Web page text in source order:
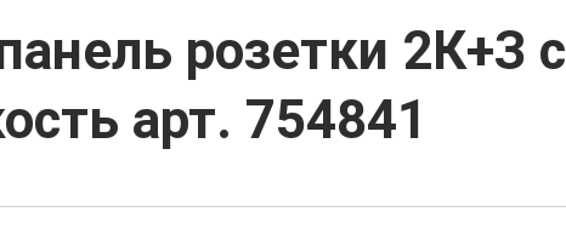
розетки 2К+З с
арт. 754841